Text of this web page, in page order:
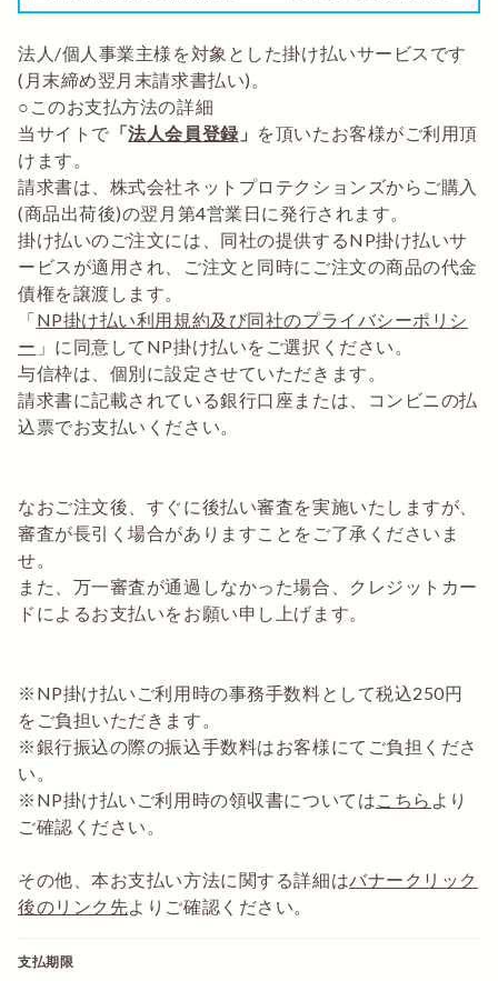
法人/個人事業主様を対象とした掛け払いサービスです
(月末締め翌月末請求書払い)。
○このお支払方法の詳細
当サイトで 「法人会員登録 」 を頂いたお客様がご利用頂
けます。
請求書は、株式会社ネットプロテクションズからご購入
(商品出荷後)の翌月第4営業日に発行されます。
掛け払いのご注文には、同社の提供するNP掛け払いサ
ービスが適用され、ご注文と同時にご注文の商品の代金
債権を譲渡します。
「NP掛け払い利用規約及び同社のプライバシーポリシ
ー 」に同意してNP掛け払いをご選択ください。
与信枠は、個別に設定させていただきます。
請求書に記載されている銀行口座または、コンビニの払
込票でお支払いください。
なおご注文後、すぐに後払い審査を実施いたしますが、
審査が長引く場合がありますことをご了承くださいま
せ。
また、万一審査が通過しなかった場合、クレジットカー
ドによるお支払いをお願い申し上げます。
※NP掛け払いご利用時の事務手数料として税込250円
をご負担いただきます。
※銀行振込の際の振込手数料はお客様にてご負担くださ
い。
※NP掛け払いご利用時の領収書については こちら より
ご確認ください。
その他、本お支払い方法に関する詳細はバナークリック
後のリンク先 よりご確認ください。
支払期限